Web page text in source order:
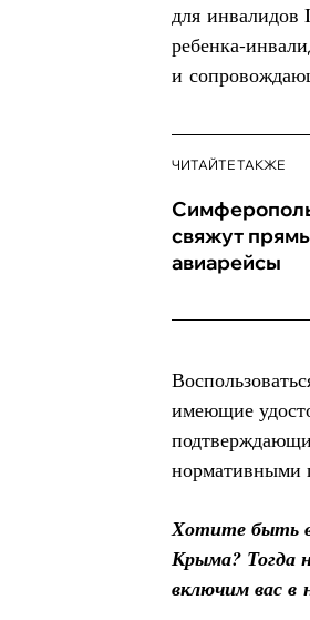
для инвалидов
ребенка-
и
ЧИТАЙТЕ ТАКЖЕ
свяжут
авиарейсы
имеющие
нормативными
Хотите быть
Крыма? Тогда
включим вас в